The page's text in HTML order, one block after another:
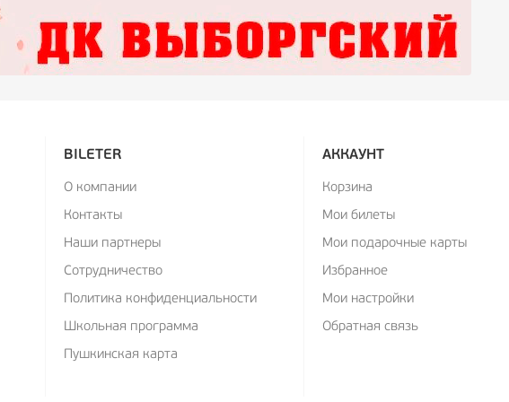
BILETER
О компании
Контакты
Наши партнеры
Сотрудничество
Политика конфиденциальности
Школьная программа
Пушкинская карта
АККАУНТ
Корзина
Мои билеты
Мои подарочные карты
Избранное
Мои настройки
Обратная связь